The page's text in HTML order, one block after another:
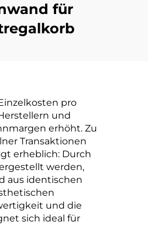
für
pro
und
erhöht. Zu
Transaktionen
erheblich: Durch
werden,
aus identischen
und die
sich ideal für